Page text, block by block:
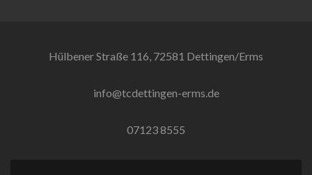
Hülbener Straße 116, 72581 Dettingen/Erms
info@tcdettingen-erms.de
07123 8555